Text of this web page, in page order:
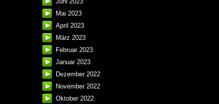
Mai 2023
April 2023
März 2023
Februar 2023
Januar 2023
Dezember 2022
November 2022
Oktober 2022